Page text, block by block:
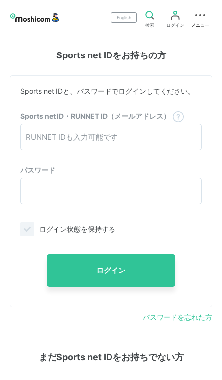
English
検索
ログイン メニュー
Sports net IDをお持ちの方
Sports net IDと、パスワードでログインしてください。
Sports net ID・RUNNET ID（メールアドレス）
パスワード
ログイン状態を保持する
ログイン
パスワードを忘れた方
まだSports net IDをお持ちでない方